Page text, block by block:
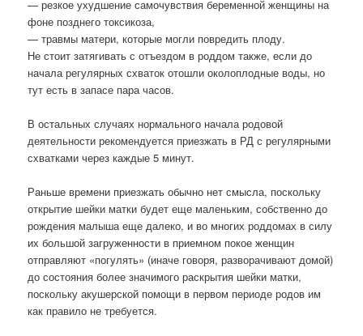
— резкое ухудшение самочувствия беременной женщины на
фоне позднего токсикоза,
— травмы матери, которые могли повредить плоду.
Не стоит затягивать с отъездом в роддом также, если до
начала регулярных схваток отошли околоплодные воды, но
тут есть в запасе пара часов.
В остальных случаях нормального начала родовой
деятельности рекомендуется приезжать в РД с регулярными
схватками через каждые 5 минут.
Раньше времени приезжать обычно нет смысла, поскольку
открытие шейки матки будет еще маленьким, собственно до
рождения малыша еще далеко, и во многих роддомах в силу
их большой загруженности в приемном покое женщин
отправляют «погулять» (иначе говоря, разворачивают домой)
до состояния более значимого раскрытия шейки матки,
поскольку акушерской помощи в первом периоде родов им
как правило не требуется.